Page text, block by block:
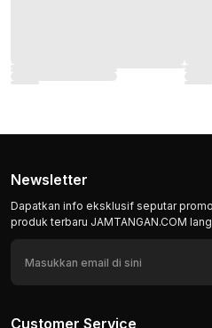
Newsletter
Dapatkan info eksklusif seputar
produk terbaru JAMTANGAN.COM
Customer Service